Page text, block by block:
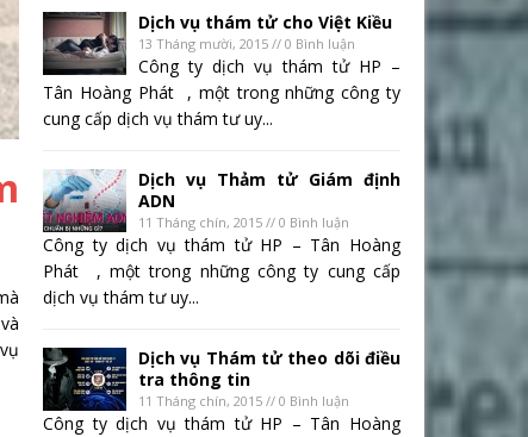
Dịch vụ thám tử cho Việt Kiều
13 Tháng mười, 2015 // 0 Bình luận
Công ty dịch vụ thám tử HP –
Tân Hoàng Phát , một trong những công ty
cung cấp dịch vụ thám tư uy...
Dịch vụ Thảm tử Giám định
ADN
11 Tháng chín, 2015 // 0 Bình luận
Công ty dịch vụ thám tử HP – Tân Hoàng
Phát , một trong những công ty cung cấp
dịch vụ thám tư uy...
Dịch vụ Thám tử theo dõi điều
tra thông tin
11 Tháng chín, 2015 // 0 Bình luận
Công ty dịch vụ thám tử HP – Tân Hoàng